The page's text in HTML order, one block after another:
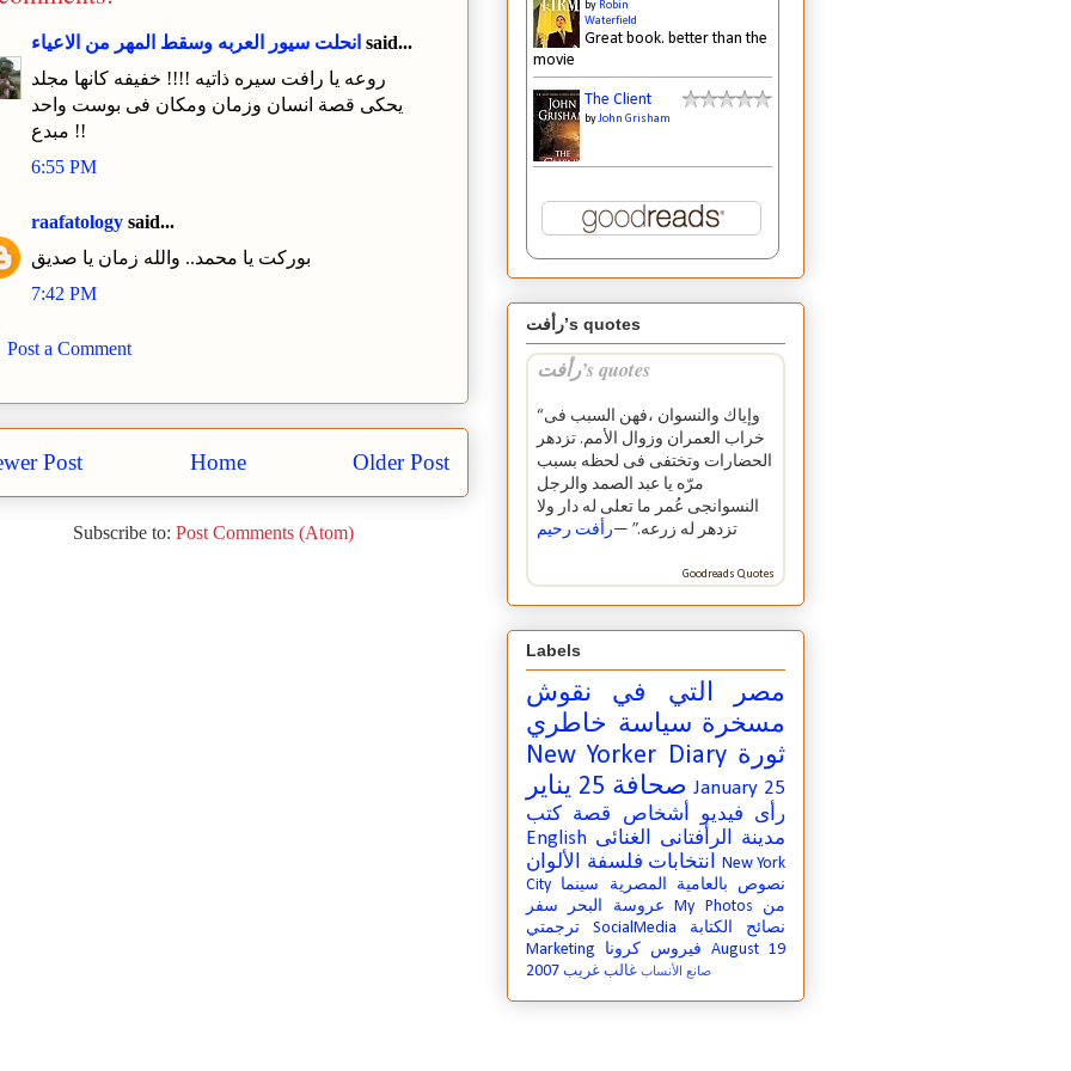
انحلت سيور العربه وسقط المهر من الاعياء said...
روعه يا رافت سيره ذاتيه !!!! خفيفه كانها مجلد
يحكى قصة انسان وزمان ومكان فى بوست واحد
مبدع !!
6:55 PM
raafatology said...
بوركت يا محمد.. والله زمان يا صديق
7:42 PM
Post a Comment
Post Older Post
Home
Subscribe to: Post Comments (Atom)
by Robin
Waterfield
Great book. better than the
movie
The Client
byJohn Grisham
رأفت’s quotes
رأفت’s quotes
“وإياك والنسوان ،فهن السبب فى
خراب العمران وزوال الأمم. تزدهر
الحضارات وتختفى فى لحظه بسبب
مرّه يا عبد الصمد والرجل
النسوانجى عُمر ما تعلى له دار ولا
تزدهر له زرعه.” —رأفت رحيم
Goodreads Quotes
Labels
نقوش
مصر التي في
خاطري سياسة مسخرة
New Yorker Diary ثورة
25 يناير صحافة January 25
كتب
قصة أشخاص فيديو
رأى
English الرأفتانى الغنائى
مدينة
الألوان
فلسفة انتخابات
New York
City سينما
نصوص بالعامية المصرية
سفر
عروسة البحر My Photos
من
ترجمتي
SocialMedia
نصائح الكتابة
Marketing
فيروس كرونا August 19
2007 غالب غريب صانع الأنساب